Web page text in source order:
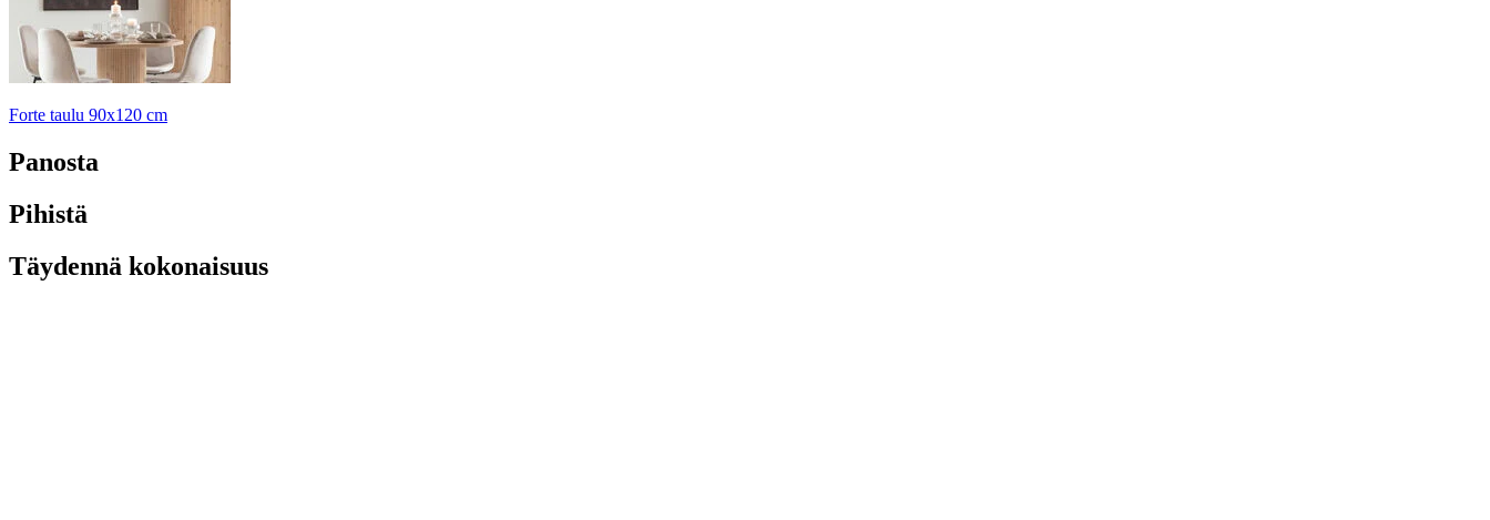
Forte taulu 90x120 cm
Panosta
Pihistä
Täydennä kokonaisuus